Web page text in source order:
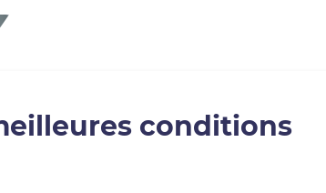
conditions